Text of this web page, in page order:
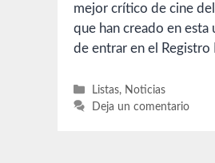
mejor crítico de cine
que han creado en
de entrar en el
Categorías
Listas, Noticias
Deja un comentario